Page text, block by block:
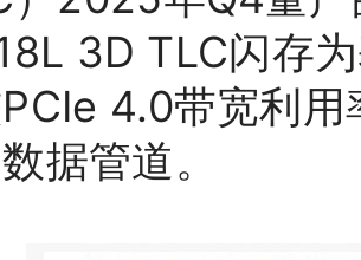
3D TLC闪存
4.0带宽利
据管道。